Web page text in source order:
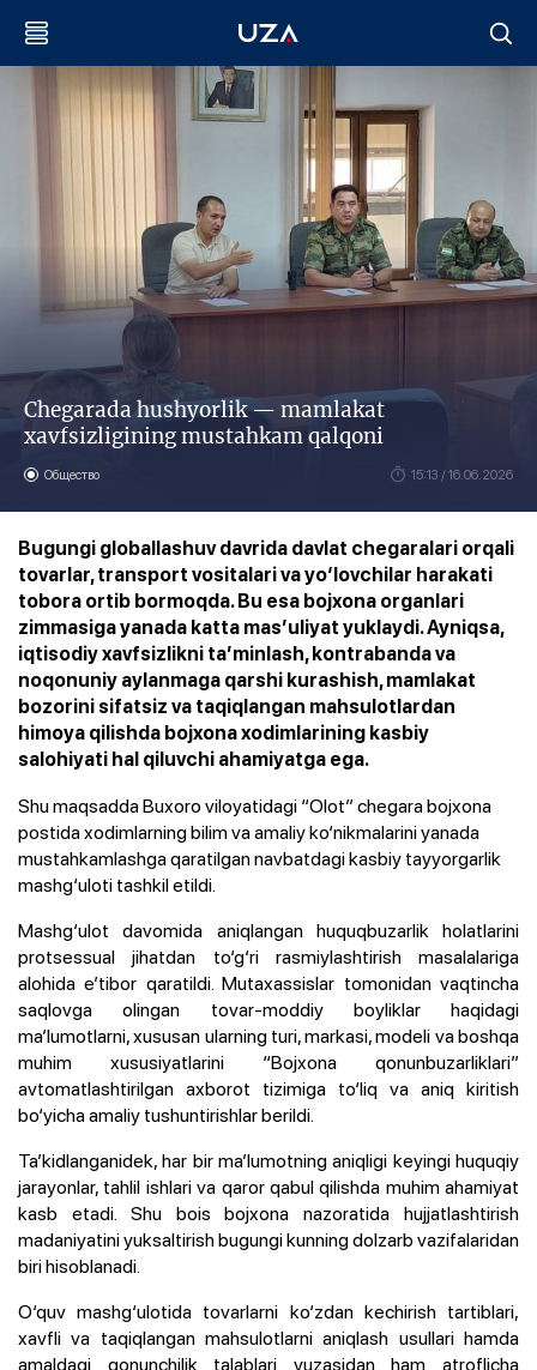
Chegarada hushyorlik — mamlakat
xavfsizligining mustahkam qalqoni
Общество 15:13 / 16.06.2026
Bugungi globallashuv davrida davlat chegaralari orqali
tovarlar, transport vositalari va yo‘lovchilar harakati
tobora ortib bormoqda. Bu esa bojxona organlari
zimmasiga yanada katta mas’uliyat yuklaydi. Ayniqsa,
iqtisodiy xavfsizlikni ta’minlash, kontrabanda va
noqonuniy aylanmaga qarshi kurashish, mamlakat
bozorini sifatsiz va taqiqlangan mahsulotlardan
himoya qilishda bojxona xodimlarining kasbiy
salohiyati hal qiluvchi ahamiyatga ega.
Shu maqsadda Buxoro viloyatidagi “Olot” chegara bojxona
postida xodimlarning bilim va amaliy ko‘nikmalarini yanada
mustahkamlashga qaratilgan navbatdagi kasbiy tayyorgarlik
mashg‘uloti tashkil etildi.
Mashg‘ulot davomida aniqlangan huquqbuzarlik holatlarini
protsessual jihatdan to‘g‘ri rasmiylashtirish masalalariga
alohida e’tibor qaratildi. Mutaxassislar tomonidan vaqtincha
saqlovga olingan tovar-moddiy boyliklar haqidagi
ma’lumotlarni, xususan ularning turi, markasi, modeli va boshqa
muhim xususiyatlarini “Bojxona qonunbuzarliklari”
avtomatlashtirilgan axborot tizimiga to‘liq va aniq kiritish
bo‘yicha amaliy tushuntirishlar berildi.
Ta’kidlanganidek, har bir ma’lumotning aniqligi keyingi huquqiy
jarayonlar, tahlil ishlari va qaror qabul qilishda muhim ahamiyat
kasb etadi. Shu bois bojxona nazoratida hujjatlashtirish
madaniyatini yuksaltirish bugungi kunning dolzarb vazifalaridan
biri hisoblanadi.
O‘quv mashg‘ulotida tovarlarni ko‘zdan kechirish tartiblari,
xavfli va taqiqlangan mahsulotlarni aniqlash usullari hamda
amaldagi qonunchilik talablari yuzasidan ham atroflicha